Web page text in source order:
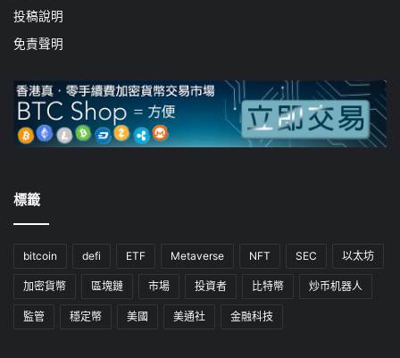
投稿說明
免責聲明
標籤
bitcoin defi ETF Metaverse NFT SEC 以太坊
加密貨幣 區塊鏈 市場 投資者 比特幣 炒币机器人
監管 穩定幣 美國 美通社 金融科技